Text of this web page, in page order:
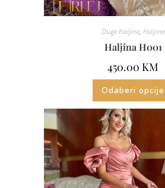
Duge haljine, Haljine
Haljina H001
450.00 KM
Odaberi opcije